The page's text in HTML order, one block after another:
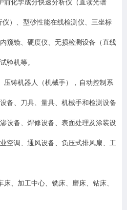
前化学成分快速分析仪（直读光谱
仪）、型砂性能在线检测仪、三坐标
窥镜、硬度仪、无损检测设备（直线
验机等。
压铸机器人（机械手），自动控制系
备、刀具、量具、机械手和检测设备
设备、焊修设备、表面处理及涂装设
空调、通风设备、负压式排风扇、工
床、加工中心、铣床、磨床、钻床、